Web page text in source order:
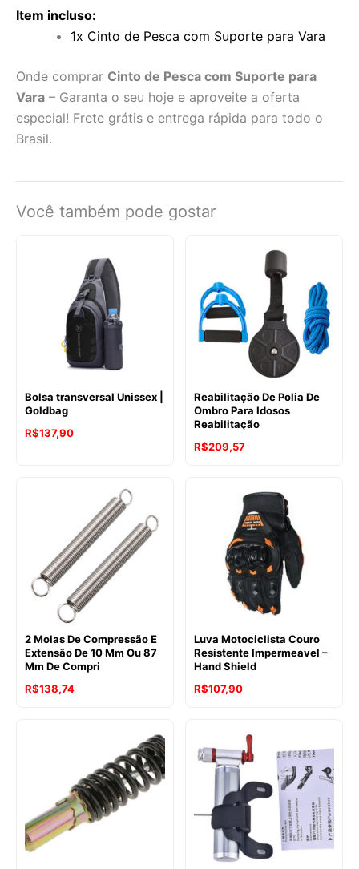
Item incluso:
1x Cinto de Pesca com Suporte para Vara
Onde comprar Cinto de Pesca com Suporte para
Vara – Garanta o seu hoje e aproveite a oferta
especial! Frete grátis e entrega rápida para todo o
Brasil.
Você também pode gostar
Bolsa transversal Unissex |
Goldbag
R$137,90
Reabilitação De Polia De
Ombro Para Idosos
Reabilitação
R$209,57
2 Molas De Compressão E
Extensão De 10 Mm Ou 87
Mm De Compri
R$138,74
Luva Motociclista Couro
Resistente Impermeavel –
Hand Shield
R$107,90